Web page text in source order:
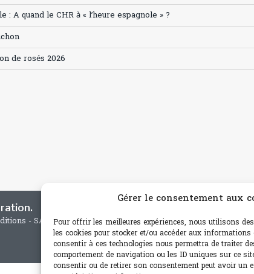
Gérer le consentement aux
Pour offrir les meilleures expériences, nous utilisons
les cookies pour stocker et/ou accéder aux informations
consentir à ces technologies nous permettra de traiter
comportement de navigation ou les ID uniques sur ce
consentir ou de retirer son consentement peut avoir un
: A quand le CHR à « l’heure espagnole » ?
de rosés 2026
- SARL de Presse - mail: contact@paris-bistro.com